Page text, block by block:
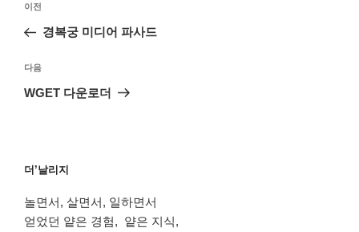
색
이
전
이전
경복궁 미디어 파사드
다
음
다음
WGET 다운로더
더’날리지
놀면서, 살면서, 일하면서
얻었던 얕은 경험, 얕은 지식,